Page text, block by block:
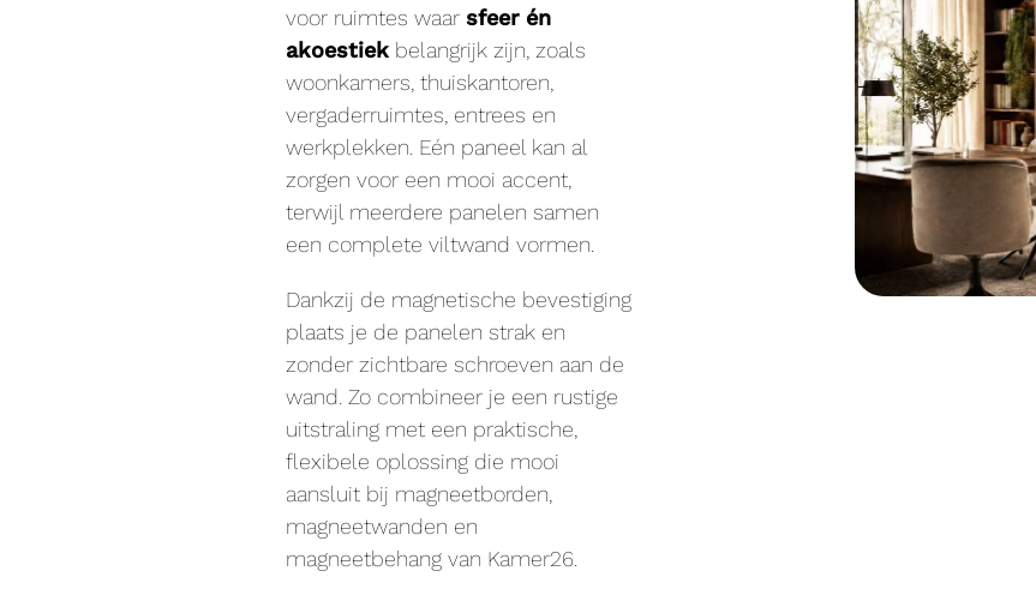
voor ruimtes waarsfeer én
akoestiek belangrijk zijn, zoals
woonkamers, thuiskantoren,
vergaderruimtes, entrees en
werkplekken. Eén paneel kan al
zorgen voor een mooi accent,
terwijl meerdere panelen samen
een complete viltwand vormen.
Dankzij de magnetische bevestiging
plaats je de panelen strak en
zonder zichtbare schroeven aan de
wand. Zo combineer je een rustige
uitstraling met een praktische,
flexibele oplossing die mooi
aansluit bij magneetborden,
magneetwanden en
magneetbehang van Kamer26.